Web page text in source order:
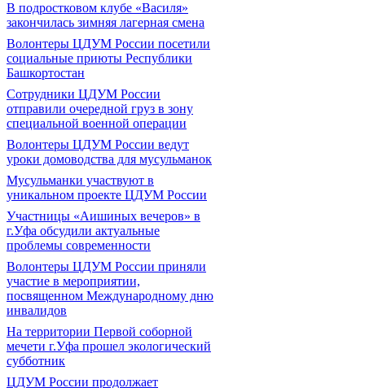
В подростковом клубе «Василя»
закончилась зимняя лагерная смена
Волонтеры ЦДУМ России посетили
социальные приюты Республики
Башкортостан
Сотрудники ЦДУМ России
отправили очередной груз в зону
специальной военной операции
Волонтеры ЦДУМ России ведут
уроки домоводства для мусульманок
Мусульманки участвуют в
уникальном проекте ЦДУМ России
Участницы «Аишиных вечеров» в
г.Уфа обсудили актуальные
проблемы современности
Волонтеры ЦДУМ России приняли
участие в мероприятии,
посвященном Международному дню
инвалидов
На территории Первой соборной
мечети г.Уфа прошел экологический
субботник
ЦДУМ России продолжает